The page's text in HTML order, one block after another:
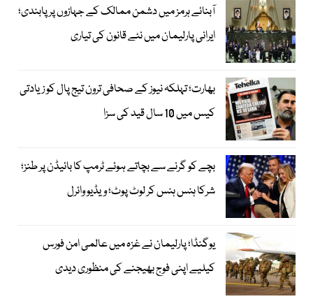
آبنائے ہرمز میں دشمن ممالک کے جہازوں پر پابندی؛
ایرانی پارلیمان میں نئے قانون کی تیاری
بھارت؛ تہلکہ نیوز کے صحافی ترون تیج پال کو زیادتی
کیس میں 10 سال قید کی سزا
بچے کو گرنے سے بچاتے ہوئے ٹرمپ کا بائیڈن پر طنز؛
شرکا ہنس ہنس کر لوٹ پوٹ؛ ویڈیو وائرل
یوگنڈا؛ پارلیمان نے غزہ میں عالمی امن فورس
کیلیے اپنی فوج بھیجنے کی منظوری دیدی